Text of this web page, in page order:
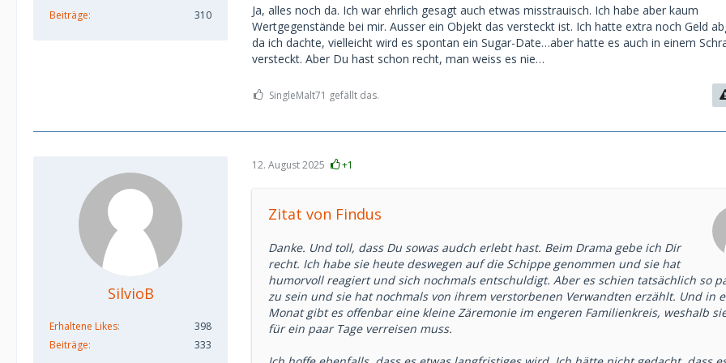
finanzielle Unterstützung.
Sie ist 27, ich 52. Und sie hat mir gesagt, dass sie mich extrem sympathisch
findet und sich schon auf unser nächstes Treffen freut. Wir waren total auf
einer Wellenlänge.
schon mal etwas Ähnliches erlebt?
Beiträge
310
Ja, alles noch da. Ich war ehrlich gesagt auch etwas misstrauisch. Ich habe aber kaum
Wertgegenstände bei mir. Ausser ein Objekt das versteckt ist. Ich hatte extra noch Geld
da ich dachte, vielleicht wird es spontan ein Sugar-Date…aber hatte es auch in einem
versteckt. Aber Du hast schon recht, man weiss es nie…
SingleMalt71 gefällt das.
SilvioB
Erhaltene Likes
398
Beiträge
333
12. August 2025 +1
Zitat von Findus
Danke. Und toll, dass Du sowas audch erlebt hast. Beim Drama gebe ich Dir
recht. Ich habe sie heute deswegen auf die Schippe genommen und sie hat
humorvoll reagiert und sich nochmals entschuldigt. Aber es schien tatsächlich so
zu sein und sie hat nochmals von ihrem verstorbenen Verwandten erzählt. Und in
Monat gibt es offenbar eine kleine Zäremonie im engeren Familienkreis, weshalb
für ein paar Tage verreisen muss.